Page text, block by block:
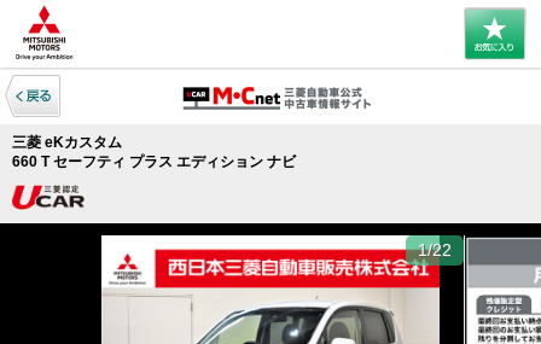
三菱 eKカスタム
660 T セーフティ プラス エディション ナビ
1/22